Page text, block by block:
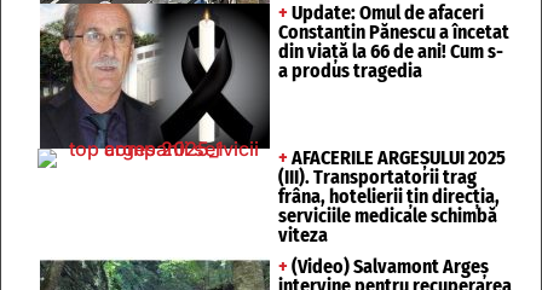
+ Update: Omul de afaceri
Constantin Pănescu a încetat
din viață la 66 de ani! Cum s-
a produs tragedia
+ AFACERILE ARGEȘULUI 2025
(III). Transportatorii trag
frâna, hotelierii țin direcția,
serviciile medicale schimbă
viteza
+ (Video) Salvamont Argeș